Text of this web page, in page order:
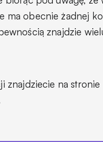
ma obecnie żadnej
znajdzie
znajdziecie na stronie